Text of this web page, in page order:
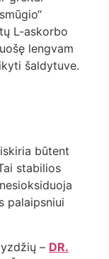
L-askorbo
lengvam
šaldytuve.
būtent
stabilios
palaipsniui
– DR.